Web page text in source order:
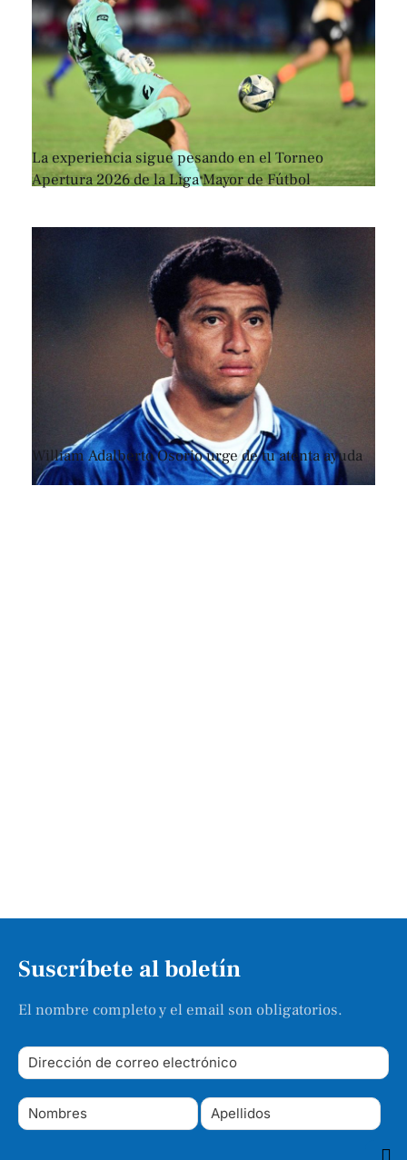
La experiencia sigue pesando en el Torneo
Apertura 2026 de la Liga Mayor de Fútbol
William Adalberto Osorio urge de tu atenta ayuda
Suscríbete al boletín
El nombre completo y el email son obligatorios.